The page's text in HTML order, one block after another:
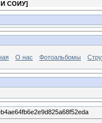
СОИУ]
О нас Фотоальбомы